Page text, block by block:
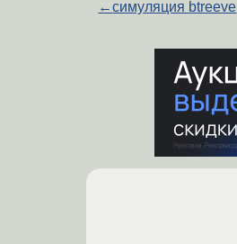
←симуляция btreeve